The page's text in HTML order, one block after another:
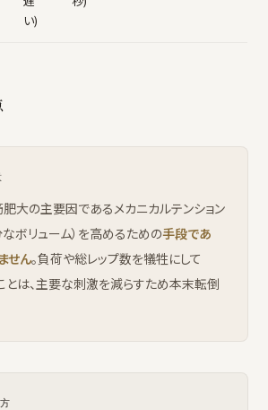
い)
大の主要因であるメカニカルテンション
ボリューム）を高めるための手段であ
せん。負荷や総レップ数を犠牲にして
は、主要な刺激を減らすため本末転倒